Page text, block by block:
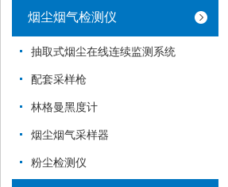
烟尘烟气检测仪
抽取式烟尘在线连续监测系统
配套采样枪
林格曼黑度计
烟尘烟气采样器
粉尘检测仪